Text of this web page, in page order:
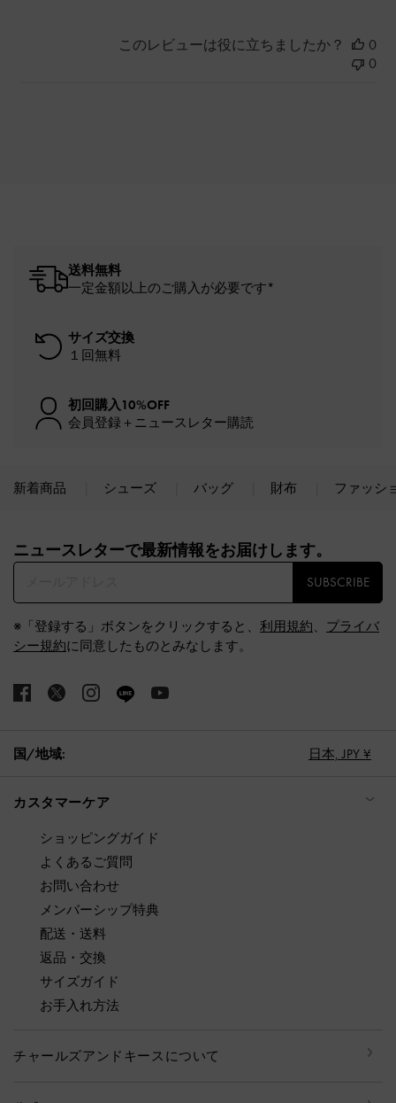
このレビューは役に立ちましたか？
0
0
送料無料
一定金額以上のご購入が必要です*
サイズ交換
１回無料
初回購入10%OFF
会員登録＋ニュースレター購読
新着商品 シューズ バッグ 財布 ファッシ
ニュースレターで最新情報をお届けします。​
SUBSCRIBE
※「登録する」ボタンをクリックすると、 利用規約、 プライバ
シー規約に同意したものとみなします。
国/地域: 日本, JPY ¥
カスタマーケア
ショッピングガイド
よくあるご質問
お問い合わせ
メンバーシップ特典
配送・送料
返品・交換
サイズガイド
お手入れ方法
チャールズアンドキースについて